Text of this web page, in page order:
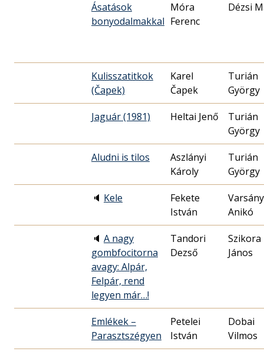
Ásatások
bonyodalmakkal
Móra
Ferenc
Dézsi
Kulisszatitkok
(Čapek)
Karel
Čapek
Turián
György
Jaguár (1981) Heltai Jenő
Turián
György
Aludni is tilos
Aszlányi
Károly
Turián
György
🔈 Kele
Fekete
István
Anikó
🔈 A nagy
gombfocitorna
avagy: Alpár,
Felpár, rend
legyen már…!
Tandori
Dezső
Szikora
János
Emlékek –
Parasztszégyen
Petelei
István
Dobai
Vilmos